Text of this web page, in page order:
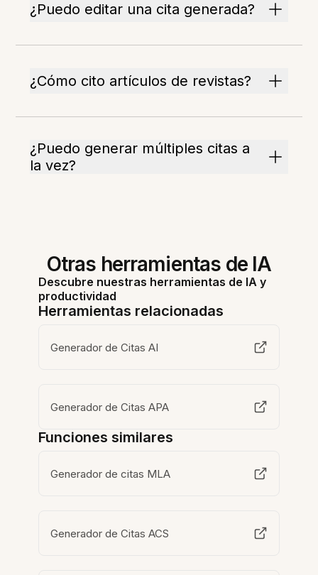
¿Puedo editar una cita generada?
¿Cómo cito artículos de revistas?
¿Puedo generar múltiples citas a
la vez?
Otras herramientas de IA
Descubre nuestras herramientas de IA y
productividad
Herramientas relacionadas
Generador de Citas AI
Generador de Citas APA
Funciones similares
Generador de citas MLA
Generador de Citas ACS